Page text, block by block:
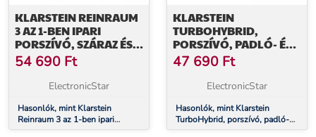
KLARSTEIN REINRAUM
3 AZ 1-BEN IPARI
PORSZÍVÓ, SZÁRAZ ÉS
NEDVES
HASZNÁLATRA, HAMU
PORSZÍVÓ, 1800 W, 30
ACÉL
54 690 Ft
ElectronicStar
Hasonlók, mint Klarstein
Reinraum 3 az 1-ben ipari
porszívó, száraz és nedves
KLARSTEIN
TURBOHYBRID,
PORSZÍVÓ, PADLÓ- ÉS
KÉZI PORSZÍVÓ, METÁL
PIROS
47 690 Ft
ElectronicStar
Hasonlók, mint Klarstein
TurboHybrid, porszívó, padló-
és kézi porszívó, metál piros